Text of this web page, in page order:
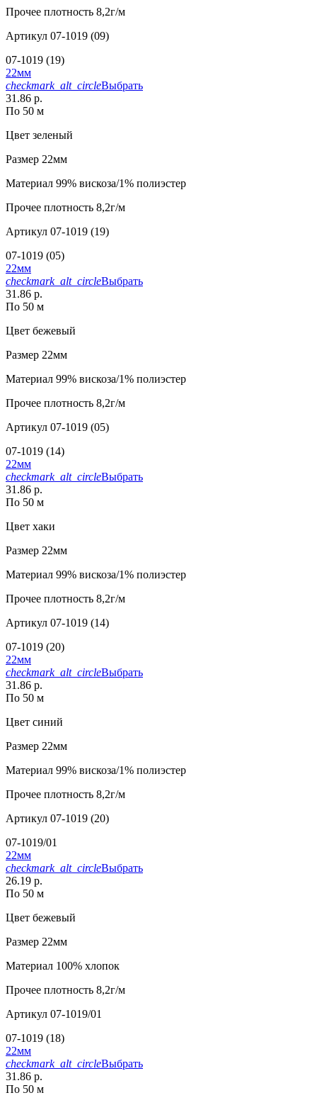
Прочее плотность 8,2г/м
Артикул 07-1019 (09)
07-1019 (19)
22мм
checkmark_alt_circleВыбрать
31.86 р.
По 50 м
Цвет зеленый
Размер 22мм
Материал 99% вискоза/1% полиэстер
Прочее плотность 8,2г/м
Артикул 07-1019 (19)
07-1019 (05)
22мм
checkmark_alt_circleВыбрать
31.86 р.
По 50 м
Цвет бежевый
Размер 22мм
Материал 99% вискоза/1% полиэстер
Прочее плотность 8,2г/м
Артикул 07-1019 (05)
07-1019 (14)
22мм
checkmark_alt_circleВыбрать
31.86 р.
По 50 м
Цвет хаки
Размер 22мм
Материал 99% вискоза/1% полиэстер
Прочее плотность 8,2г/м
Артикул 07-1019 (14)
07-1019 (20)
22мм
checkmark_alt_circleВыбрать
31.86 р.
По 50 м
Цвет синий
Размер 22мм
Материал 99% вискоза/1% полиэстер
Прочее плотность 8,2г/м
Артикул 07-1019 (20)
07-1019/01
22мм
checkmark_alt_circleВыбрать
26.19 р.
По 50 м
Цвет бежевый
Размер 22мм
Материал 100% хлопок
Прочее плотность 8,2г/м
Артикул 07-1019/01
07-1019 (18)
22мм
checkmark_alt_circleВыбрать
31.86 р.
По 50 м